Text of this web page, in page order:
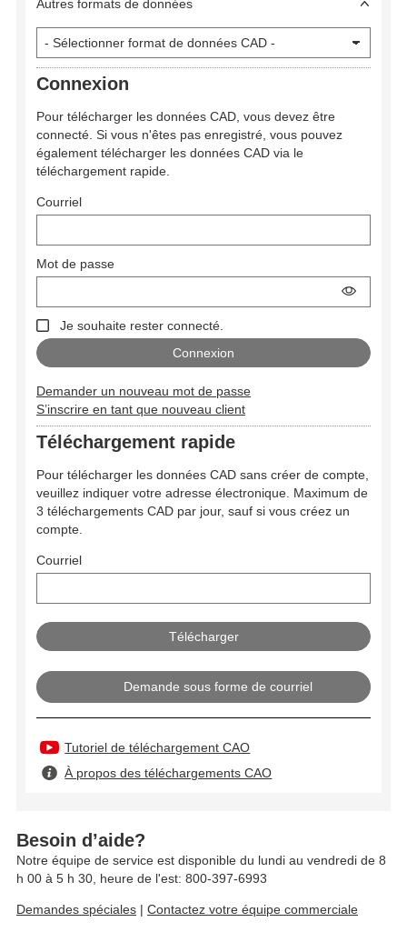
Autres formats de données
Connexion
Pour télécharger les données CAD, vous devez être
connecté. Si vous n'êtes pas enregistré, vous pouvez
également télécharger les données CAD via le
téléchargement rapide.
Courriel
Mot de passe
Je souhaite rester connecté.
Demander un nouveau mot de passe
S’inscrire en tant que nouveau client
Téléchargement rapide
Pour télécharger les données CAD sans créer de compte,
veuillez indiquer votre adresse électronique. Maximum de
3 téléchargements CAD par jour, sauf si vous créez un
compte.
Courriel
Demande sous forme de courriel
Tutoriel de téléchargement CAO
À propos des téléchargements CAO
Besoin d’aide?
Notre équipe de service est disponible du lundi au vendredi de 8
h 00 à 5 h 30, heure de l'est: 800-397-6993
Demandes spéciales | Contactez votre équipe commerciale